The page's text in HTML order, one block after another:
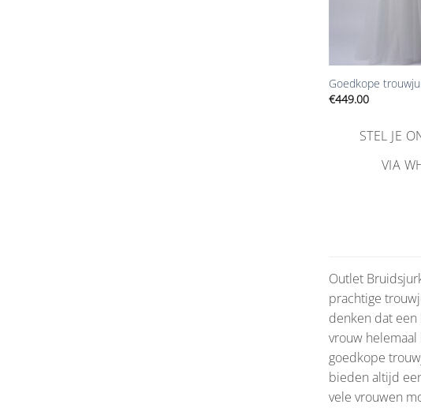
Goedkope
€449.00
STEL JE
VIA
Outlet
prachtige
denken dat
vrouw
goedkope
bieden altijd
vele vrouwen